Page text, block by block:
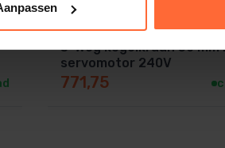
3-Weg kogelkraan 50 mm
servomotor 240V
771,75